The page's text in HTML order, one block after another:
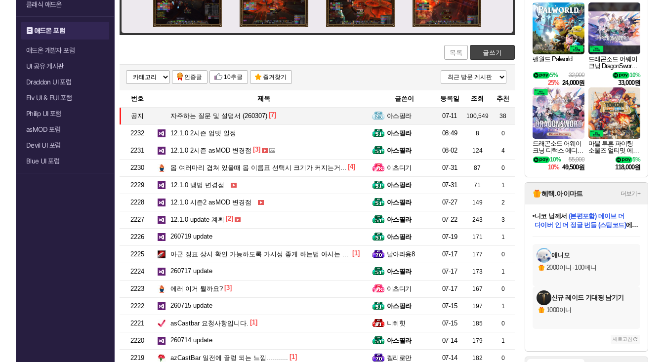
클래식 애드온
애드온 포럼
애드온 개발자 포럼
UI 공유 게시판
Draddon UI 포럼
Elv UI & EUI 포럼
Philip UI 포럼
asMOD 포럼
Devil UI 포럼
Blue UI 포럼
목록 글쓰기
인증글 10추글 즐겨찾기
번호 제목 글쓴이 등록일 조회 추천
공지 자주하는 질문 및 설명서 (260307) [7] 아스필라 07-11 100,549 38
2232 12.1.0 2시즌 업뎃 일정 아스필라 08:49 8 0
2231 12.1.0 2시즌 asMOD 변경점 [3] 아스필라 08-02 124 4
2230 몹 여러마리 겹쳐 있을때 몹 이름표 선택시 크기가 커지는거... [4] 이츠디기 07-31 87 0
2229 12.1.0 냉법 변경점 아스필라 07-31 71 1
2228 12.1.0 시즌2 asMOD 변경점 아스필라 07-27 149 2
2227 12.1.0 update 계획 [2] 아스필라 07-22 243 3
2226 260719 update 아스필라 07-19 171 1
2225 아군 징표 상시 확인 가능하도록 가시성 좋게 하는법 아시는 분 계실까요? [1] 날아라용8 07-17 177 0
2224 260717 update 아스필라 07-17 173 1
2223 에러 이거 뭘까요? [3] 이츠디기 07-17 167 0
2222 260715 update 아스필라 07-15 197 1
2221 asCastbar 요청사항입니다. [1] 니히힛 07-15 185 0
2220 260714 update 아스필라 07-14 179 1
2219 azCastBar 일전에 꿀렁 되는 느낌........... [1] 켈리로만 07-14 182 0
최대 90% 할인가를 만나보세요!
네이버혜택과 함께 만나보세요!
50%할인&추가 적립까지!
이니&베니 혜택까지!
네이버 혜택가와 함께 예약하세요!
할인&네이버혜택으로 만나보세요!
네이버페이 혜택과 만나보세요!
40주년 프로모션으로 만나보세요!
할인가에 만나보세요!
일부 에디션 상시 할인!
혜택으로 예약 판매 중
편안하게 충전하세요
팰월드 Palworld
32,000
5%
25% 24,000원
드래곤소드 어웨이
크닝 DragonSword A
10%
33,000원
드래곤소드 어웨이
크닝 디럭스 에디션
DragonSword Awake
ning Deluxe Edition
55,000
10%
10% 49,500원
마블 투혼 파이팅
소울즈 얼티밋 에디
션 MARVEL Tokon
Fighting Souls Ultima
5%
118,000원
혜택.아이마트 더보기+
교환.
당첨되셨습니다.
니코님께서 (본편포함) 데이브 더
다이버 인 더 정글 번들 (스팀코드)에
당첨되셨습니다.
당첨되셨습니다.
당첨되셨습니다.
당첨되셨습니다.
당첨되셨습니다.
에디션 (스팀코드)
당첨되셨습니다.
애니모
2000이니 · 100베니
신규 레이드 기대평 남기기
1000이니
새로고침